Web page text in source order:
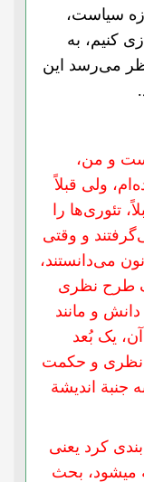
سیاست،
کنیم، به
می‌رسد این
و من،
ولی قبلاً
تئوری‌ها را
و وقتی
می‌دانستند،
طرح نظری
و مانند
یک بُعد
نظری و حکمت
جنبة اندیشة
کرد یعنی
میشود، بحث